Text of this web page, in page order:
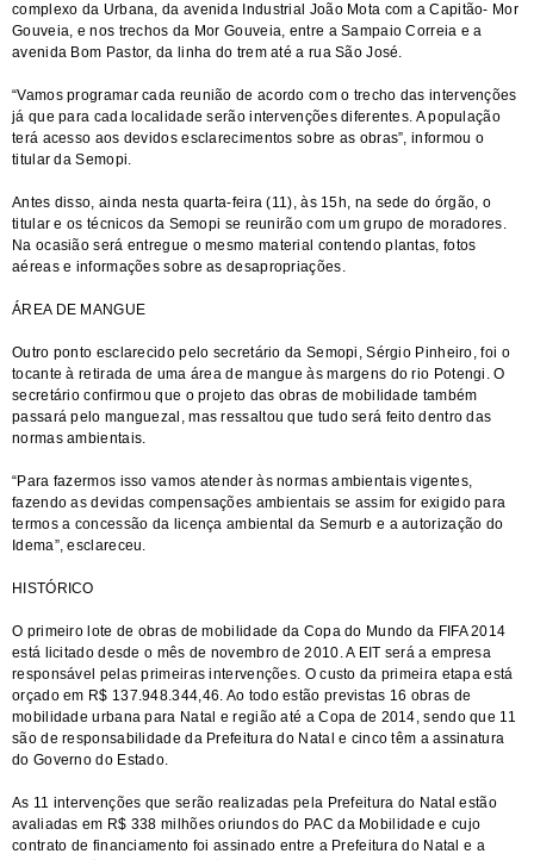
complexo da Urbana, da avenida Industrial João Mota com a Capitão- Mor
Gouveia, e nos trechos da Mor Gouveia, entre a Sampaio Correia e a
avenida Bom Pastor, da linha do trem até a rua São José.
“Vamos programar cada reunião de acordo com o trecho das intervenções
já que para cada localidade serão intervenções diferentes. A população
terá acesso aos devidos esclarecimentos sobre as obras”, informou o
titular da Semopi.
Antes disso, ainda nesta quarta-feira (11), às 15h, na sede do órgão, o
titular e os técnicos da Semopi se reunirão com um grupo de moradores.
Na ocasião será entregue o mesmo material contendo plantas, fotos
aéreas e informações sobre as desapropriações.
ÁREA DE MANGUE
Outro ponto esclarecido pelo secretário da Semopi, Sérgio Pinheiro, foi o
tocante à retirada de uma área de mangue às margens do rio Potengi. O
secretário confirmou que o projeto das obras de mobilidade também
passará pelo manguezal, mas ressaltou que tudo será feito dentro das
normas ambientais.
“Para fazermos isso vamos atender às normas ambientais vigentes,
fazendo as devidas compensações ambientais se assim for exigido para
termos a concessão da licença ambiental da Semurb e a autorização do
Idema”, esclareceu.
HISTÓRICO
O primeiro lote de obras de mobilidade da Copa do Mundo da FIFA 2014
está licitado desde o mês de novembro de 2010. A EIT será a empresa
responsável pelas primeiras intervenções. O custo da primeira etapa está
orçado em R$ 137.948.344,46. Ao todo estão previstas 16 obras de
mobilidade urbana para Natal e região até a Copa de 2014, sendo que 11
são de responsabilidade da Prefeitura do Natal e cinco têm a assinatura
do Governo do Estado.
As 11 intervenções que serão realizadas pela Prefeitura do Natal estão
avaliadas em R$ 338 milhões oriundos do PAC da Mobilidade e cujo
contrato de financiamento foi assinado entre a Prefeitura do Natal e a